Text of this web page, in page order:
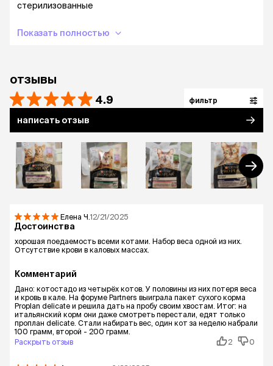
Рационы PRO PLAN® разработаны на основе
рекомендованы ветеринарными
Скрябина признаёт экспертизу компании
«Нестле» в области кормления домашних
животных.
Уважаемые клиенты! Обращаем ваше внимание
новом, так и в прежнем дизайне упаковки.
Поставка осуществляется в зависимости от
наличия на складе. Продукт в обновленной
упаковке будет введен в оборот на территории
стерилизованные
Показать полностью
отзывы
4.9 фильтр
написать отзыв
Елена Ч.12/21/2025
Достоинства
хорошая поедаемость всеми котами. Набор веса одной из них.
Отсутствие крови в каловых массах.
Комментарий
Дано: котостадо из четырёх котов. У половины из них потеря веса
и кровь в кале. На форуме Partners выиграла пакет сухого корма
Proplan delicate и решила дать на пробу своим хвостам. Итог: на
итальянский корм они даже смотреть перестали, едят только
проплан delicate. Стали набирать вес, один кот за неделю набрали
100 грамм, второй - 200 грамм.
Раскрыть отзыв
2 0